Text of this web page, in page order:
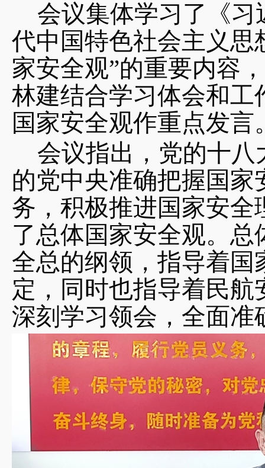
会议集体学习了《
代中国特色社会主义思
家安全观”的重要内容
林建结合学习体会和
国家安全观作重点发言
会议指出，党的十
的党中央准确把握国
务，积极推进国家安
了总体国家安全观。
全总的纲领，指导着
定，同时也指导着民
深刻学习领会，全面准